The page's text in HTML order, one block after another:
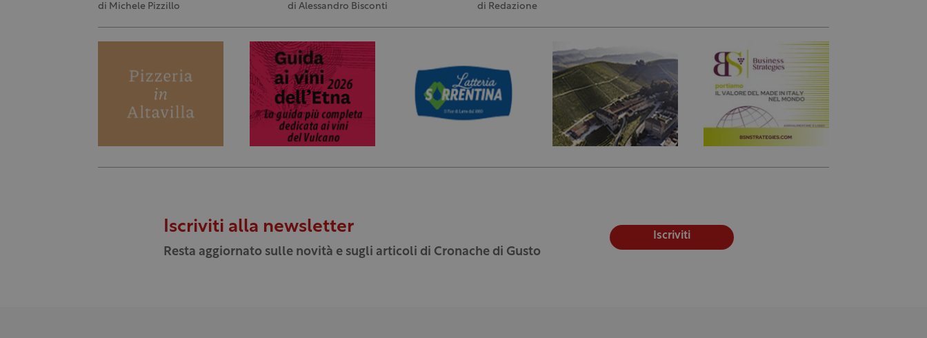
di Michele Pizzillo di Alessandro Bisconti di Redazione
Iscriviti alla newsletter
Resta aggiornato sulle novità e sugli articoli di Cronache di Gusto
Iscriviti